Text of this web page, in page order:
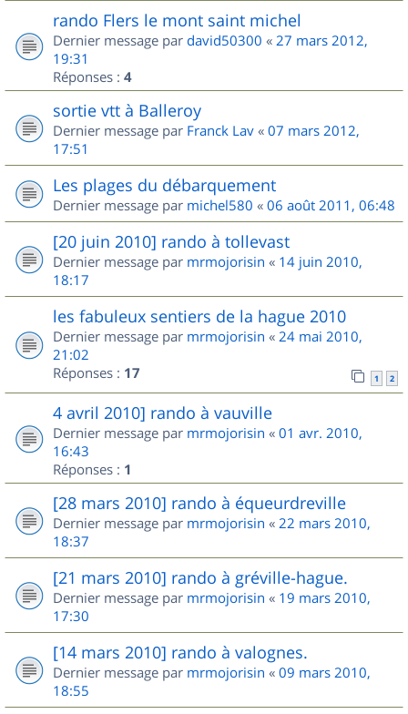
rando Flers le mont saint michel
Dernier message par david50300 « 27 mars 2012,
19:31
Réponses : 4
sortie vtt à Balleroy
Dernier message par Franck Lav « 07 mars 2012,
17:51
Les plages du débarquement
Dernier message par michel580 « 06 août 2011, 06:48
[20 juin 2010] rando à tollevast
Dernier message par mrmojorisin « 14 juin 2010,
18:17
les fabuleux sentiers de la hague 2010
Dernier message par mrmojorisin « 24 mai 2010,
21:02
Réponses : 17 1 2
4 avril 2010] rando à vauville
Dernier message par mrmojorisin « 01 avr. 2010,
16:43
Réponses : 1
[28 mars 2010] rando à équeurdreville
Dernier message par mrmojorisin « 22 mars 2010,
18:37
[21 mars 2010] rando à gréville-hague.
Dernier message par mrmojorisin « 19 mars 2010,
17:30
[14 mars 2010] rando à valognes.
Dernier message par mrmojorisin « 09 mars 2010,
18:55